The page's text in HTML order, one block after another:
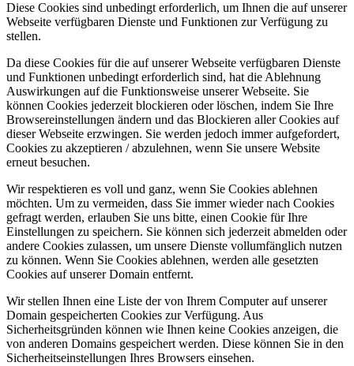
Diese Cookies sind unbedingt erforderlich, um Ihnen die auf unserer
Webseite verfügbaren Dienste und Funktionen zur Verfügung zu
stellen.
Da diese Cookies für die auf unserer Webseite verfügbaren Dienste
und Funktionen unbedingt erforderlich sind, hat die Ablehnung
Auswirkungen auf die Funktionsweise unserer Webseite. Sie
können Cookies jederzeit blockieren oder löschen, indem Sie Ihre
Browsereinstellungen ändern und das Blockieren aller Cookies auf
dieser Webseite erzwingen. Sie werden jedoch immer aufgefordert,
Cookies zu akzeptieren / abzulehnen, wenn Sie unsere Website
erneut besuchen.
Wir respektieren es voll und ganz, wenn Sie Cookies ablehnen
möchten. Um zu vermeiden, dass Sie immer wieder nach Cookies
gefragt werden, erlauben Sie uns bitte, einen Cookie für Ihre
Einstellungen zu speichern. Sie können sich jederzeit abmelden oder
andere Cookies zulassen, um unsere Dienste vollumfänglich nutzen
zu können. Wenn Sie Cookies ablehnen, werden alle gesetzten
Cookies auf unserer Domain entfernt.
Wir stellen Ihnen eine Liste der von Ihrem Computer auf unserer
Domain gespeicherten Cookies zur Verfügung. Aus
Sicherheitsgründen können wie Ihnen keine Cookies anzeigen, die
von anderen Domains gespeichert werden. Diese können Sie in den
Sicherheitseinstellungen Ihres Browsers einsehen.